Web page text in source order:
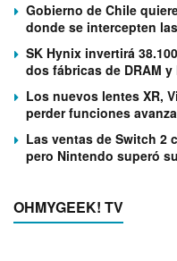
Gobierno de Chile
donde se intercepten
SK Hynix invertirá
dos fábricas de DRAM y
Los nuevos lentes XR,
perder funciones
Las ventas de Switch 2
pero Nintendo superó
OHMYGEEK! TV